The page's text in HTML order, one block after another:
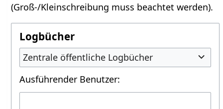
(Groß-/Kleinschreibung muss beachtet werden).
Logbücher
Zentrale öffentliche Logbücher
Ausführender Benutzer: